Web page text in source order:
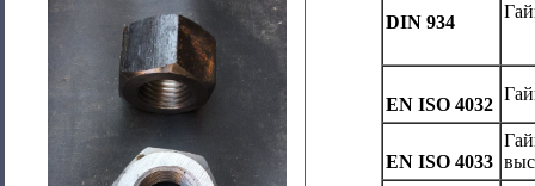
DIN 934
EN ISO 4032
EN ISO 4033